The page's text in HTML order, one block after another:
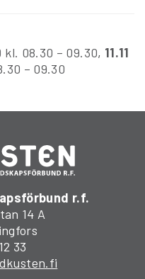
kl. 08.30 – 09.30, 11.11
– 09.30
r.f.
14 A
33